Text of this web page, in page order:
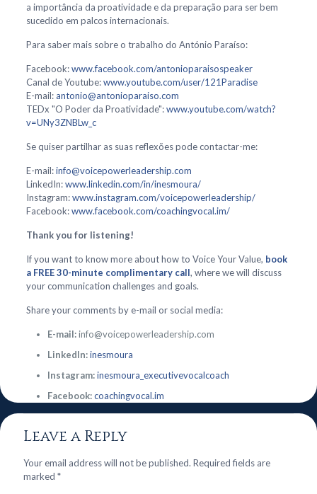
a importância da proatividade e da preparação para ser bem
sucedido em palcos internacionais.
Para saber mais sobre o trabalho do António Paraíso:
Facebook:www.facebook.com/antonioparaisospeaker
Canal de Youtube:www.youtube.com/user/121Paradise
E-mail:antonio@antonioparaiso.com
TEDx "O Poder da Proatividade":www.youtube.com/watch?
v=UNy3ZNBLw_c
Se quiser partilhar as suas reflexões pode contactar-me:
E-mail:info@voicepowerleadership.com
LinkedIn:www.linkedin.com/in/inesmoura/
Instagram:www.instagram.com/voicepowerleadership/
Facebook:www.facebook.com/coachingvocal.im/
Thank you for listening!
If you want to know more about how to Voice Your Value, book
a FREE 30-minute complimentary call, where we will discuss
your communication challenges and goals.
Share your comments by e-mail or social media:
E-mail:info@voicepowerleadership.com
LinkedIn:inesmoura
Instagram:inesmoura_executivevocalcoach
Facebook:coachingvocal.im
Leave a Reply
Your email address will not be published. Required fields are
marked *